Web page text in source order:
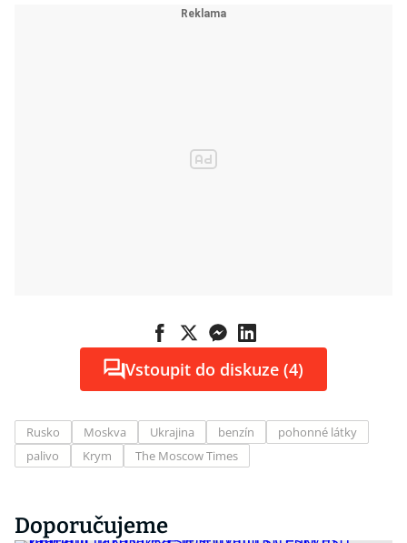
Vstoupit do diskuze (4)
Rusko Moskva Ukrajina benzín
pohonné látky
palivo
Krym The Moscow Times
Doporučujeme